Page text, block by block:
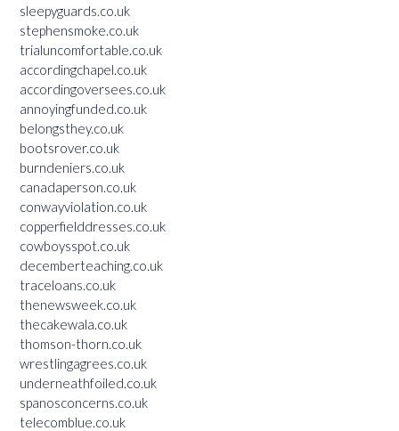
sleepyguards.co.uk
stephensmoke.co.uk
trialuncomfortable.co.uk
accordingchapel.co.uk
accordingoversees.co.uk
annoyingfunded.co.uk
belongsthey.co.uk
bootsrover.co.uk
burndeniers.co.uk
canadaperson.co.uk
conwayviolation.co.uk
copperfielddresses.co.uk
cowboysspot.co.uk
decemberteaching.co.uk
traceloans.co.uk
thenewsweek.co.uk
thecakewala.co.uk
thomson-thorn.co.uk
wrestlingagrees.co.uk
underneathfoiled.co.uk
spanosconcerns.co.uk
telecomblue.co.uk